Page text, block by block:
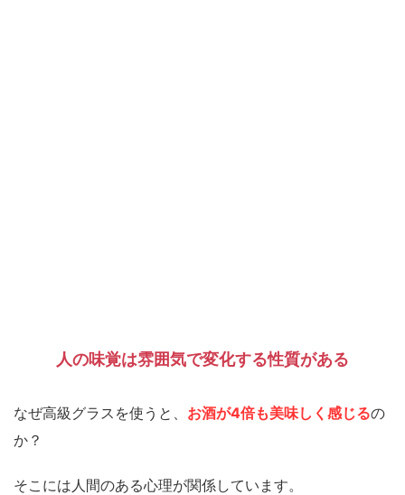
人の味覚は雰囲気で変化する性質がある
なぜ高級グラスを使うと、 お酒が4倍も美味しく感じるの
か？
そこには人間のある心理が関係しています。